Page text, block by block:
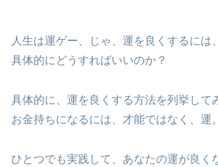
人生は運ゲー、じゃ、運を良くするには、
具体的にどうすればいいのか？
具体的に、運を良くする方法を列挙して
お金持ちになるには、才能ではなく、運。
ひとつでも実践して、あなたの運が良く